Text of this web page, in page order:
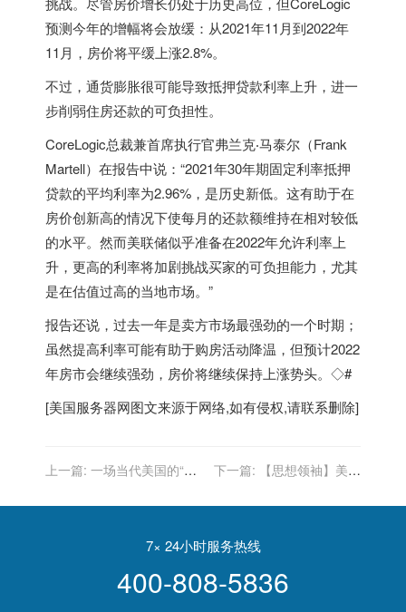
预测今年的增幅将会放缓：从2021年11月到2022年
11月，房价将平缓上涨2.8%。
不过，通货膨胀很可能导致抵押贷款利率上升，进一
步削弱住房还款的可负担性。
CoreLogic总裁兼首席执行官弗兰克‧马泰尔（Frank
Martell）在报告中说：“2021年30年期固定利率抵押
贷款的平均利率为2.96%，是历史新低。这有助于在
房价创新高的情况下使每月的还款额维持在相对较低
的水平。然而美联储似乎准备在2022年允许利率上
升，更高的利率将加剧挑战买家的可负担能力，尤其
是在估值过高的当地市场。”
报告还说，过去一年是卖方市场最强劲的一个时期；
虽然提高利率可能有助于购房活动降温，但预计2022
年房市会继续强劲，房价将继续保持上涨势头。◇#
[美国服务器网图文来源于网络,如有侵权,请联系删除]
上一篇: 一场当代美国的“九
下一篇:
【思想领袖】美国
7× 24小时服务热线
400-808-5836